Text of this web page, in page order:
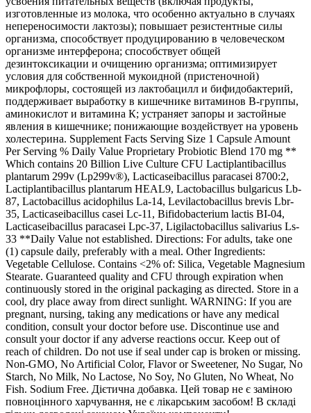
изготовленные из молока, что особенно актуально в случаях
непереносимости лактозы); повышает резистентные силы
организма, способствует продуцированию в человеческом
организме интерферона; способствует общей
дезинтоксикации и очищению организма; оптимизирует
условия для собственной мукоидной (пристеночной)
микрофлоры, состоящей из лактобацилл и бифидобактерий,
поддерживает выработку в кишечнике витаминов В-группы,
аминокислот и витамина К; устраняет запоры и застойные
явления в кишечнике; понижающие воздействует на уровень
холестерина. Supplement Facts Serving Size 1 Capsule Amount
Per Serving % Daily Value Proprietary Probiotic Blend 170 mg **
Which contains 20 Billion Live Culture CFU Lactiplantibacillus
plantarum 299v (Lp299v®), Lacticaseibacillus paracasei 8700:2,
Lactiplantibacillus plantarum HEAL9, Lactobacillus bulgaricus Lb-
87, Lactobacillus acidophilus La-14, Levilactobacillus brevis Lbr-
35, Lacticaseibacillus casei Lc-11, Bifidobacterium lactis BI-04,
Lacticaseibacillus paracasei Lpc-37, Ligilactobacillus salivarius Ls-
33 **Daily Value not established. Directions: For adults, take one
(1) capsule daily, preferably with a meal. Other Ingredients:
Vegetable Cellulose. Contains <2% of: Silica, Vegetable Magnesium
Stearate. Guaranteed quality and CFU through expiration when
continuously stored in the original packaging as directed. Store in a
cool, dry place away from direct sunlight. WARNING: If you are
pregnant, nursing, taking any medications or have any medical
condition, consult your doctor before use. Discontinue use and
consult your doctor if any adverse reactions occur. Keep out of
reach of children. Do not use if seal under cap is broken or missing.
Non-GMO, No Artificial Color, Flavor or Sweetener, No Sugar, No
Starch, No Milk, No Lactose, No Soy, No Gluten, No Wheat, No
Fish. Sodium Free. Дієтична добавка. Цей товар не є заміною
повноцінного харчування, не є лікарським засобом! В складі